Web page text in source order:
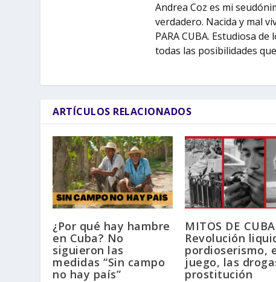
Andrea Coz es mi
verdadero. Nacida y mal
PARA CUBA. Estudiosa
todas las posibilidades
ARTÍCULOS RELACIONADOS
¿Por qué hay hambre
en Cuba? No
siguieron las
medidas “Sin campo
no hay país”
MITOS DE
Revolución
pordioserismo,
juego, las
prostitución